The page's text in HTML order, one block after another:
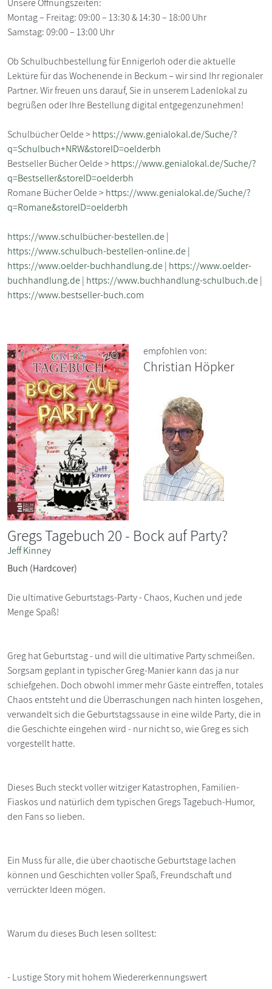
Unsere Öffnungszeiten:
Montag – Freitag: 09:00 – 13:30 & 14:30 – 18:00 Uhr
Samstag: 09:00 – 13:00 Uhr
Ob Schulbuchbestellung für Ennigerloh oder die aktuelle
Lektüre für das Wochenende in Beckum – wir sind Ihr regionaler
Partner. Wir freuen uns darauf, Sie in unserem Ladenlokal zu
begrüßen oder Ihre Bestellung digital entgegenzunehmen!
Schulbücher Oelde >https://www.genialokal.de/Suche/?
q=Schulbuch+NRW&storeID=oelderbh
Bestseller Bücher Oelde >https://www.genialokal.de/Suche/?
q=Bestseller&storeID=oelderbh
Romane Bücher Oelde >https://www.genialokal.de/Suche/?
q=Romane&storeID=oelderbh
https://www.schulbücher-bestellen.de|
https://www.schulbuch-bestellen-online.de|
https://www.oelder-buchhandlung.de| https://www.oelder-
buchhandlung.de| https://www.buchhandlung-schulbuch.de|
https://www.bestseller-buch.com
empfohlen von:
Christian Höpker
Gregs Tagebuch 20 - Bock auf Party?
Jeff Kinney
Buch (Hardcover)
Die ultimative Geburtstags-Party - Chaos, Kuchen und jede
Menge Spaß!
Greg hat Geburtstag - und will die ultimative Party schmeißen.
Sorgsam geplant in typischer Greg-Manier kann das ja nur
schiefgehen. Doch obwohl immer mehr Gäste eintreffen, totales
Chaos entsteht und die Überraschungen nach hinten losgehen,
verwandelt sich die Geburtstagssause in eine wilde Party, die in
die Geschichte eingehen wird - nur nicht so, wie Greg es sich
vorgestellt hatte.
Dieses Buch steckt voller witziger Katastrophen, Familien-
Fiaskos und natürlich dem typischen Gregs Tagebuch-Humor,
den Fans so lieben.
Ein Muss für alle, die über chaotische Geburtstage lachen
können und Geschichten voller Spaß, Freundschaft und
verrückter Ideen mögen.
Warum du dieses Buch lesen solltest:
- Lustige Story mit hohem Wiedererkennungswert